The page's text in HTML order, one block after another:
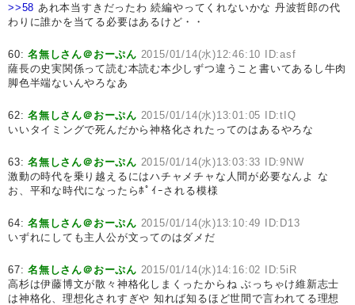
>>58 あれ本当すきだったわ 続編やってくれないかな 丹波哲郎の代
わりに誰かを当てる必要はあるけど・・
60:名無しさん＠おーぷん 2015/01/14(水)12:46:10 ID:asf
薩長の史実関係って読む本読む本少しずつ違うこと書いてあるし牛肉
脚色半端ないんやろなあ
62:名無しさん＠おーぷん 2015/01/14(水)13:01:05 ID:tIQ
いいタイミングで死んだから神格化されたってのはあるやろな
63:名無しさん＠おーぷん 2015/01/14(水)13:03:33 ID:9NW
激動の時代を乗り越えるにはハチャメチャな人間が必要なんよ な
お、平和な時代になったらﾎﾟｲｰされる模様
64:名無しさん＠おーぷん 2015/01/14(水)13:10:49 ID:D13
いずれにしても主人公が文ってのはダメだ
67:名無しさん＠おーぷん 2015/01/14(水)14:16:02 ID:5iR
高杉は伊藤博文が散々神格化しまくったからね ぶっちゃけ維新志士
は神格化、理想化されすぎや 知れば知るほど世間で言われてる理想